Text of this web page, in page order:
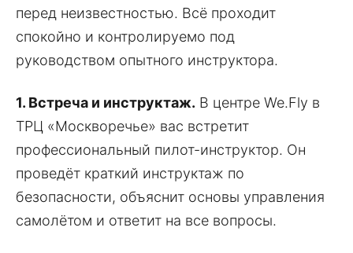
перед неизвестностью. Всё проходит
спокойно и контролируемо под
руководством опытного инструктора.
1. Встреча и инструктаж. В центре We.Fly в
ТРЦ «Москворечье» вас встретит
профессиональный пилот-инструктор. Он
проведёт краткий инструктаж по
безопасности, объяснит основы управления
самолётом и ответит на все вопросы.